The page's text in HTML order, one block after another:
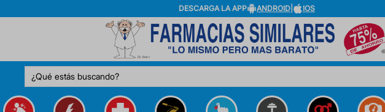
DESCARGA LA APP ANDROID IOS
¿Qué estás buscando?